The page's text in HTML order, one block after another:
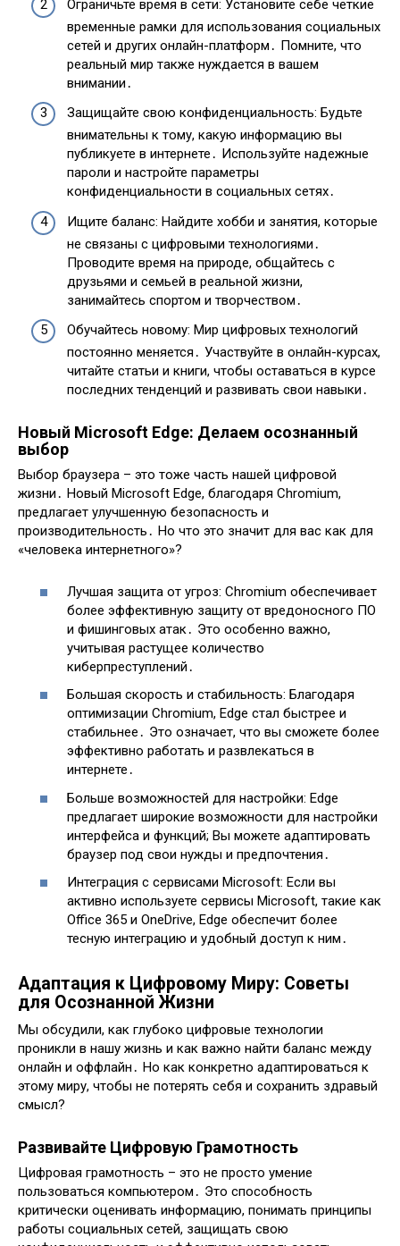
Ограничьте время в сети: Установите себе четкие
временные рамки для использования социальных
сетей и других онлайн-платформ․ Помните, что
реальный мир также нуждается в вашем
внимании․
Защищайте свою конфиденциальность: Будьте
внимательны к тому, какую информацию вы
публикуете в интернете․ Используйте надежные
пароли и настройте параметры
конфиденциальности в социальных сетях․
Ищите баланс: Найдите хобби и занятия, которые
не связаны с цифровыми технологиями․
Проводите время на природе, общайтесь с
друзьями и семьей в реальной жизни,
занимайтесь спортом и творчеством․
Обучайтесь новому: Мир цифровых технологий
постоянно меняется․ Участвуйте в онлайн-курсах,
читайте статьи и книги, чтобы оставаться в курсе
последних тенденций и развивать свои навыки․
Новый Microsoft Edge: Делаем осознанный
выбор
Выбор браузера – это тоже часть нашей цифровой
жизни․ Новый Microsoft Edge, благодаря Chromium,
предлагает улучшенную безопасность и
производительность․ Но что это значит для вас как для
«человека интернетного»?
Лучшая защита от угроз: Chromium обеспечивает
более эффективную защиту от вредоносного ПО
и фишинговых атак․ Это особенно важно,
учитывая растущее количество
киберпреступлений․
Большая скорость и стабильность: Благодаря
оптимизации Chromium, Edge стал быстрее и
стабильнее․ Это означает, что вы сможете более
эффективно работать и развлекаться в
интернете․
Больше возможностей для настройки: Edge
предлагает широкие возможности для настройки
интерфейса и функций; Вы можете адаптировать
браузер под свои нужды и предпочтения․
Интеграция с сервисами Microsoft: Если вы
активно используете сервисы Microsoft, такие как
Office 365 и OneDrive, Edge обеспечит более
тесную интеграцию и удобный доступ к ним․
Адаптация к Цифровому Миру: Советы
для Осознанной Жизни
Мы обсудили, как глубоко цифровые технологии
проникли в нашу жизнь и как важно найти баланс между
онлайн и оффлайн․ Но как конкретно адаптироваться к
этому миру, чтобы не потерять себя и сохранить здравый
смысл?
Развивайте Цифровую Грамотность
Цифровая грамотность – это не просто умение
пользоваться компьютером․ Это способность
критически оценивать информацию, понимать принципы
работы социальных сетей, защищать свою